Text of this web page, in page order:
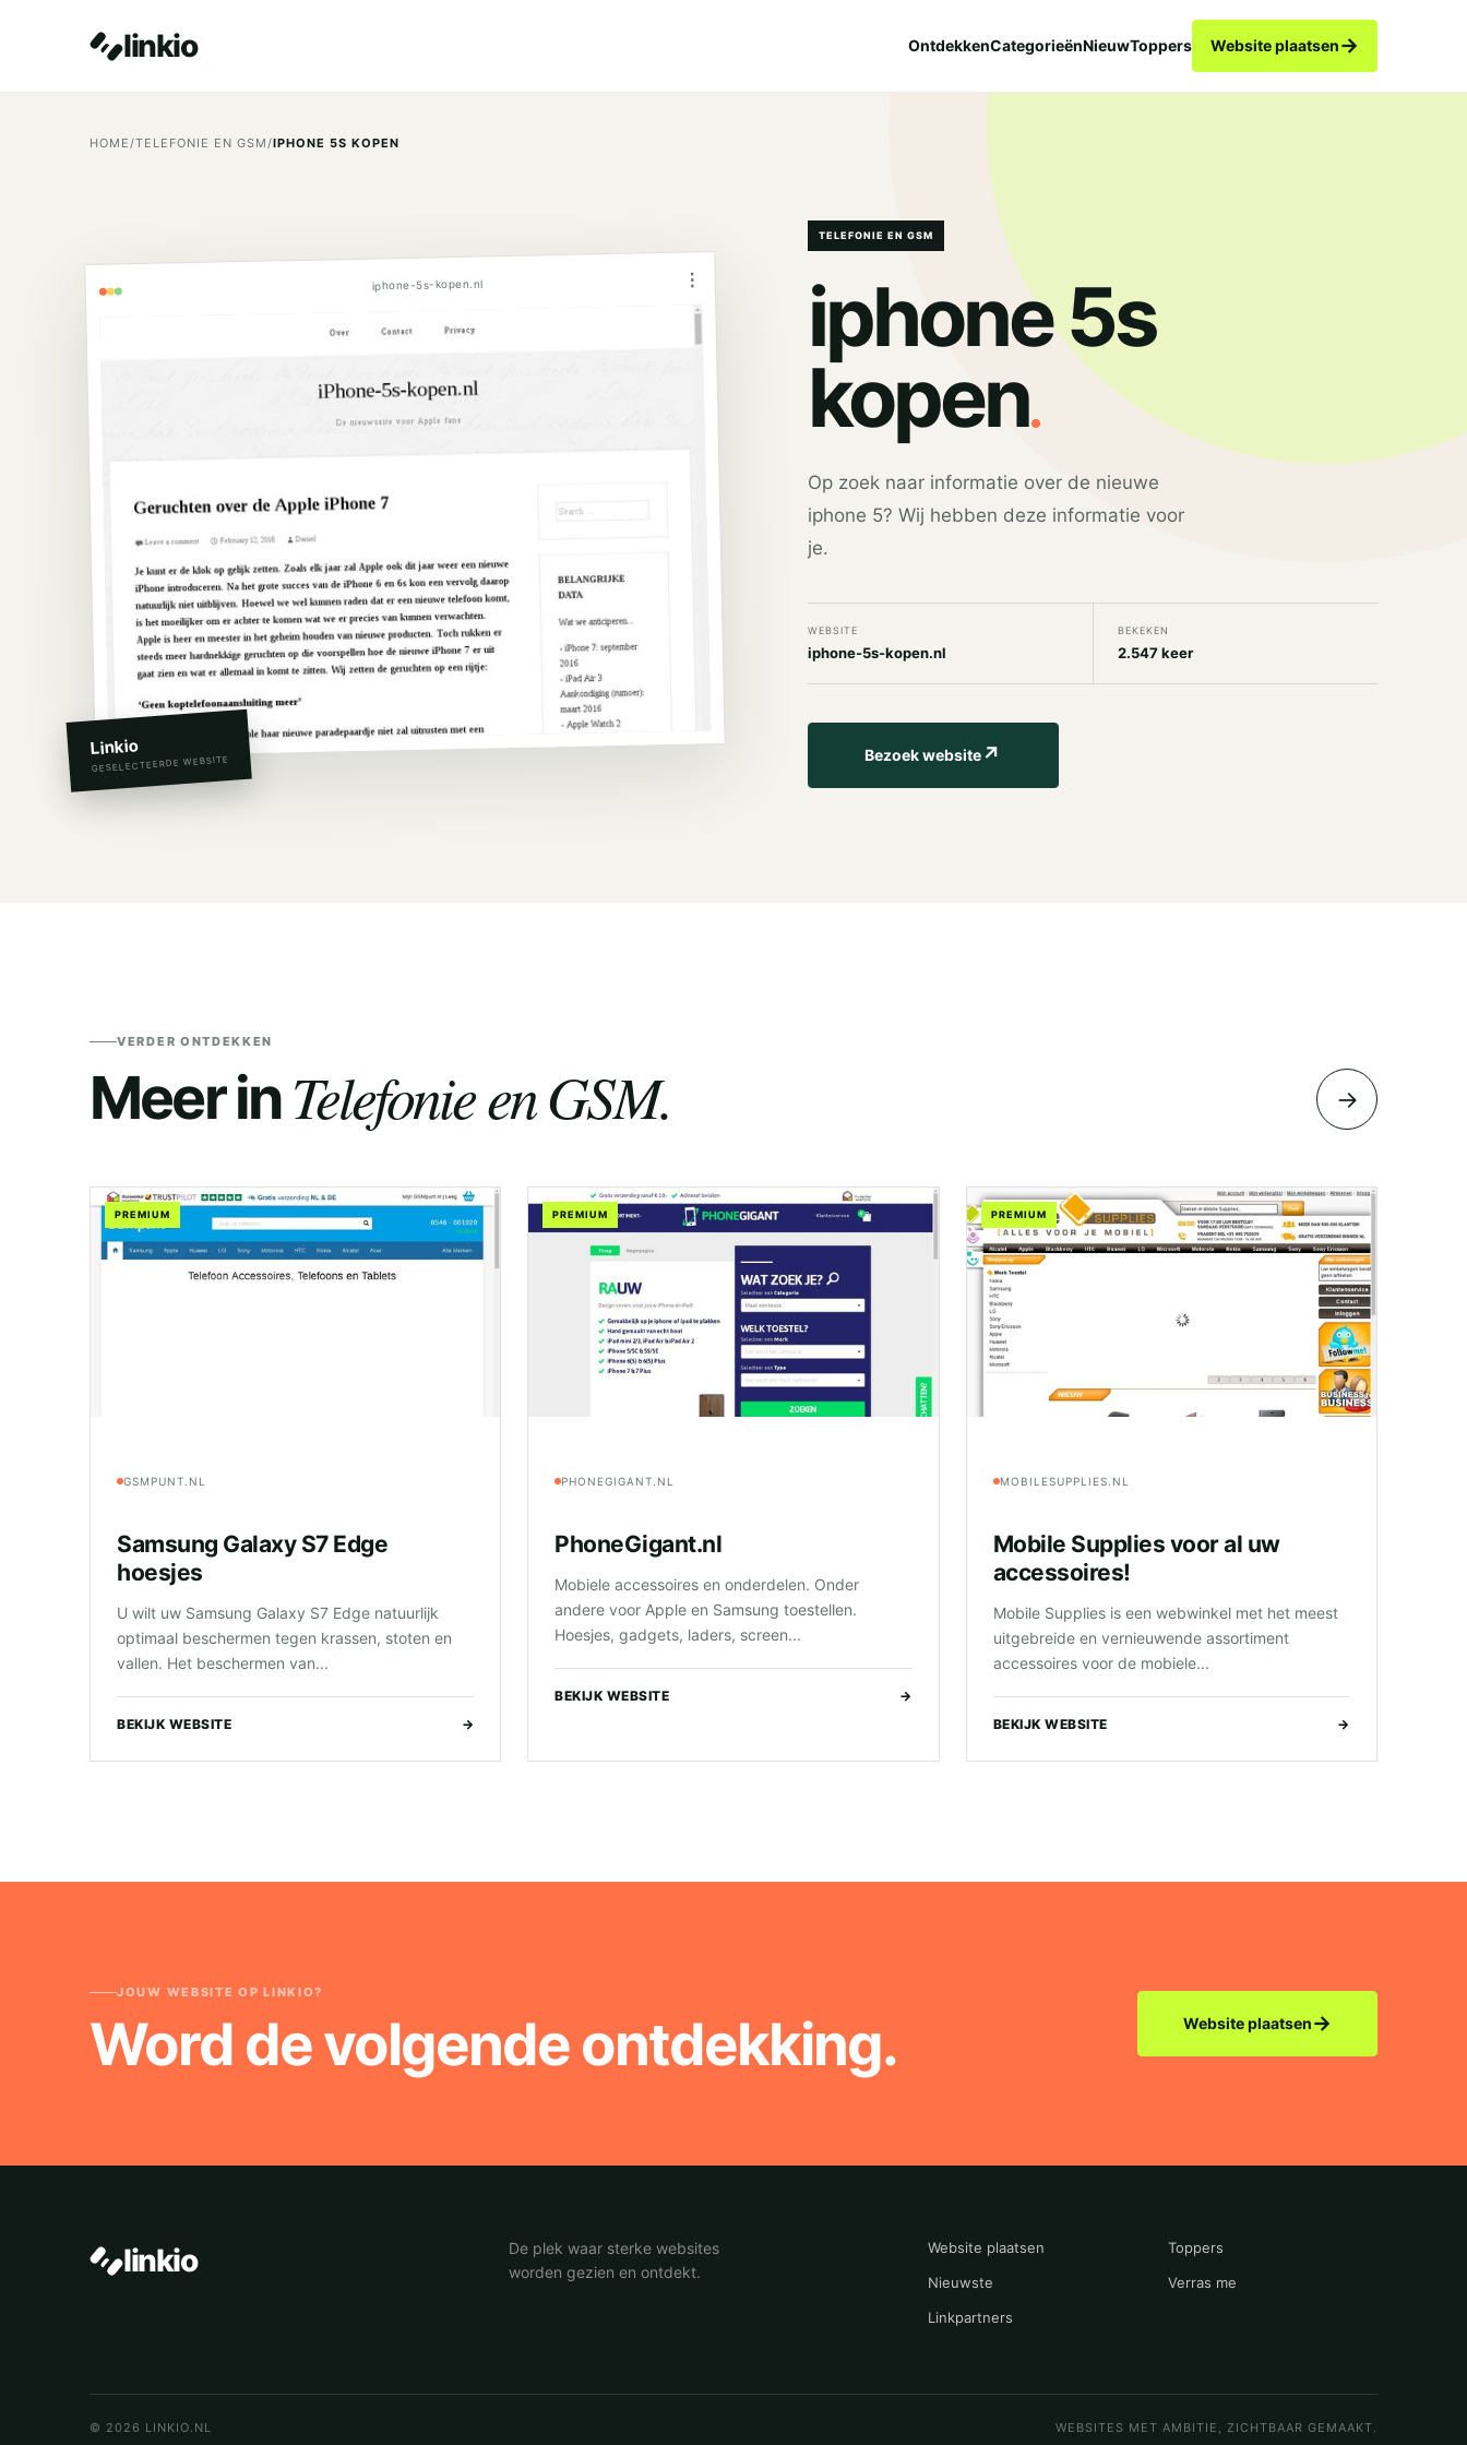
linkio OntdekkenCategorieënNieuwToppers Website plaatsen→
HOME/TELEFONIE EN GSM/IPHONE 5S KOPEN
iphone-5s-kopen.nl ⋮
Linkio
GESELECTEERDE WEBSITE
TELEFONIE EN GSM
iphone 5s
kopen.
Op zoek naar informatie over de nieuwe
iphone 5? Wij hebben deze informatie voor
je.
WEBSITE
iphone-5s-kopen.nl
BEKEKEN
2.547 keer
Bezoek website↗
VERDER ONTDEKKEN
Meer inTelefonie en GSM. →
PREMIUM
GSMPUNT.NL
Samsung Galaxy S7 Edge
hoesjes
U wilt uw Samsung Galaxy S7 Edge natuurlijk
optimaal beschermen tegen krassen, stoten en
vallen. Het beschermen van...
BEKIJK WEBSITE →
PREMIUM
PHONEGIGANT.NL
PhoneGigant.nl
Mobiele accessoires en onderdelen. Onder
andere voor Apple en Samsung toestellen.
Hoesjes, gadgets, laders, screen...
BEKIJK WEBSITE →
PREMIUM
MOBILESUPPLIES.NL
Mobile Supplies voor al uw
accessoires!
Mobile Supplies is een webwinkel met het meest
uitgebreide en vernieuwende assortiment
accessoires voor de mobiele...
BEKIJK WEBSITE →
JOUW WEBSITE OP LINKIO?
Word de volgende ontdekking. Website plaatsen→
linkio
De plek waar sterke websites
worden gezien en ontdekt.
Website plaatsen
Toppers
Nieuwste
Verras me
Linkpartners
© 2026 LINKIO.NL WEBSITES MET AMBITIE, ZICHTBAAR GEMAAKT.